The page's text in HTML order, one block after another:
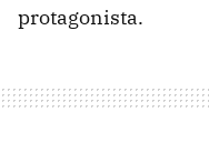
protagonista.